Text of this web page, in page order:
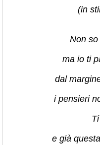
(in
Non so
ma io ti
dal
i pensieri
e già